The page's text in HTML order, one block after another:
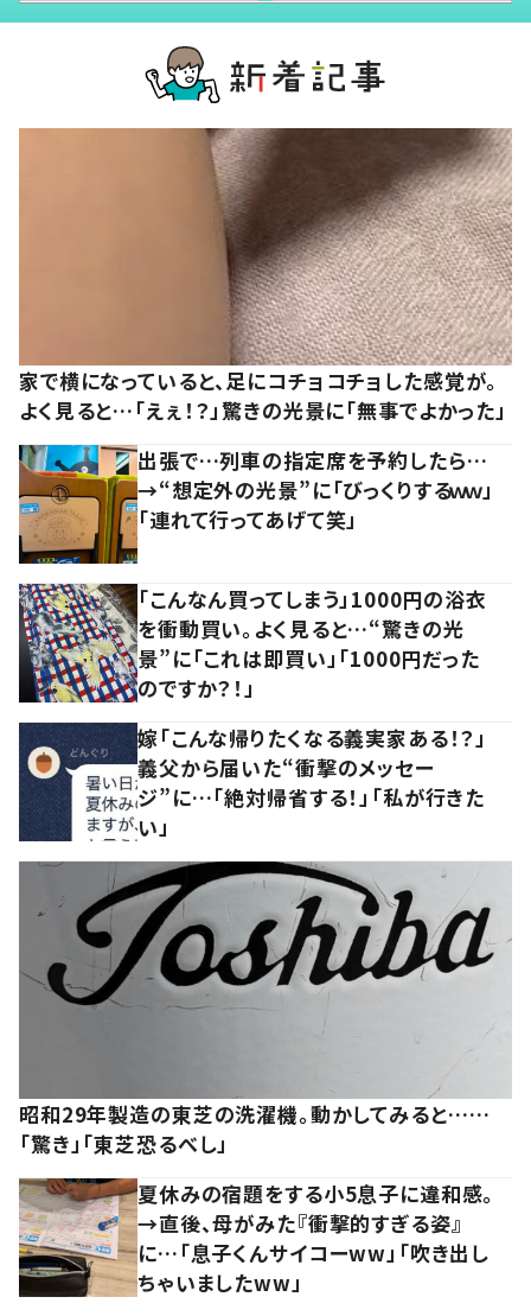
家で横になっていると、足にコチョコチョした感覚が。
よく見ると…「えぇ！？」驚きの光景に「無事でよかった」
出張で…列車の指定席を予約したら…
→“想定外の光景”に「びっくりするｗｗ」
「連れて行ってあげて笑」
「こんなん買ってしまう」1000円の浴衣
を衝動買い。よく見ると…“驚きの光
景”に「これは即買い」「1000円だった
のですか？！」
嫁「こんな帰りたくなる義実家ある！？」
義父から届いた“衝撃のメッセー
ジ”に…「絶対帰省する！」「私が行きた
い」
昭和29年製造の東芝の洗濯機。動かしてみると……
「驚き」「東芝恐るべし」
夏休みの宿題をする小5息子に違和感。
→直後、母がみた『衝撃的すぎる姿』
に…「息子くんサイコーww」「吹き出し
ちゃいましたww」